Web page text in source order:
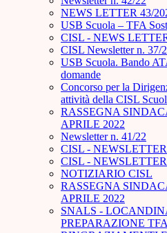
NEWS LETTER 43/
USB Scuola – TFA
CISL - NEWS
CISL Newsletter n. 37/
USB Scuola. Bando
domande
Concorso per la
attività della CISL
RASSEGNA
APRILE 2022
Newsletter n. 41/22
CISL -
CISL -
NOTIZIARIO CISL
RASSEGNA
APRILE 2022
SNALS -
PREPARAZIONE